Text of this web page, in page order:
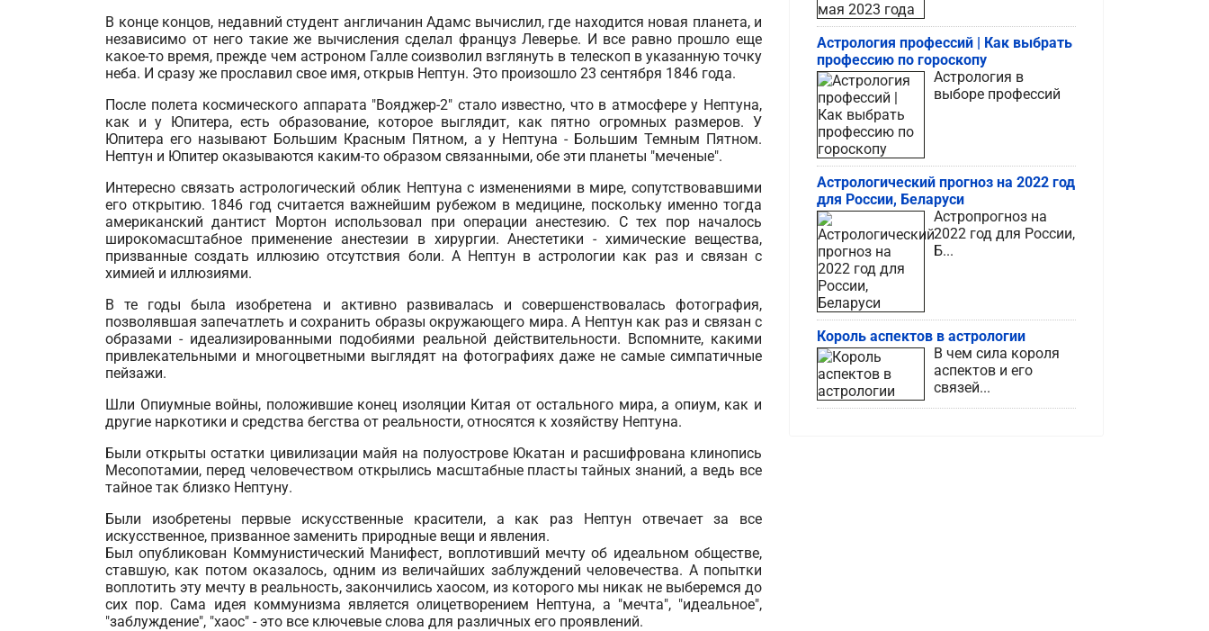
В конце концов, недавний студент англичанин Адамс вычислил, где находится новая планета, и
независимо от него такие же вычисления сделал француз Леверье. И все равно прошло еще
какое-то время, прежде чем астроном Галле соизволил взглянуть в телескоп в указанную точку
неба. И сразу же прославил свое имя, открыв Нептун. Это произошло 23 сентября 1846 года.
После полета космического аппарата "Вояджер-2" стало известно, что в атмосфере у Нептуна,
как и у Юпитера, есть образование, которое выглядит, как пятно огромных размеров. У
Юпитера его называют Большим Красным Пятном, а у Нептуна - Большим Темным Пятном.
Нептун и Юпитер оказываются каким-то образом связанными, обе эти планеты "меченые".
Интересно связать астрологический облик Нептуна с изменениями в мире, сопутствовавшими
его открытию. 1846 год считается важнейшим рубежом в медицине, поскольку именно тогда
американский дантист Мортон использовал при операции анестезию. С тех пор началось
широкомасштабное применение анестезии в хирургии. Анестетики - химические вещества,
призванные создать иллюзию отсутствия боли. А Нептун в астрологии как раз и связан с
химией и иллюзиями.
В те годы была изобретена и активно развивалась и совершенствовалась фотография,
позволявшая запечатлеть и сохранить образы окружающего мира. А Нептун как раз и связан с
образами - идеализированными подобиями реальной действительности. Вспомните, какими
привлекательными и многоцветными выглядят на фотографиях даже не самые симпатичные
пейзажи.
Шли Опиумные войны, положившие конец изоляции Китая от остального мира, а опиум, как и
другие наркотики и средства бегства от реальности, относятся к хозяйству Нептуна.
Были открыты остатки цивилизации майя на полуострове Юкатан и расшифрована клинопись
Месопотамии, перед человечеством открылись масштабные пласты тайных знаний, а ведь все
тайное так близко Нептуну.
Были изобретены первые искусственные красители, а как раз Нептун отвечает за все
искусственное, призванное заменить природные вещи и явления.
Был опубликован Коммунистический Манифест, воплотивший мечту об идеальном обществе,
ставшую, как потом оказалось, одним из величайших заблуждений человечества. А попытки
воплотить эту мечту в реальность, закончились хаосом, из которого мы никак не выберемся до
сих пор. Сама идея коммунизма является олицетворением Нептуна, а "мечта", "идеальное",
"заблуждение", "хаос" - это все ключевые слова для различных его проявлений.
Астрология профессий | Как выбрать
профессию по гороскопу
Астрология в
выборе профессий
Астрологический прогноз на 2022 год
для России, Беларуси
Астропрогноз на
2022 год для России,
Б...
Король аспектов в астрологии
В чем сила короля
аспектов и его
связей...